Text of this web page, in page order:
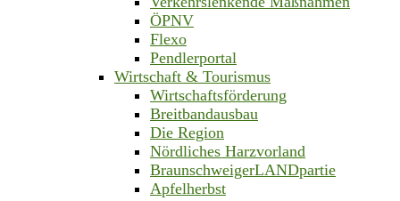
ÖPNV
Flexo
Pendlerportal
Wirtschaft & Tourismus
Wirtschaftsförderung
Breitbandausbau
Die Region
Nördliches Harzvorland
BraunschweigerLANDpartie
Apfelherbst